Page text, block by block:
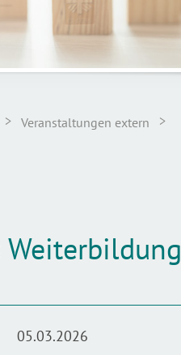
> Veranstaltungen extern
>
05.03.2026